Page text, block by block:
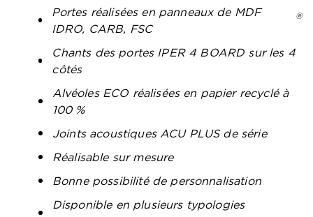
Portes réalisées en panneaux de MDF
IDRO, CARB, FSC
®
Chants des portes IPER 4 BOARD sur les 4
côtés
Alvéoles ECO réalisées en papier recyclé à
100 %
Joints acoustiques ACU PLUS de série
Réalisable sur mesure
Bonne possibilité de personnalisation
Disponible en plusieurs typologies